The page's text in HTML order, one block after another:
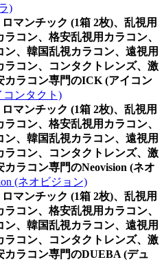
)
マンチック (1箱 2枚)、乱視用
コン、格安乱視用カラコン、
ン、韓国乱視カラコン、遠視用
ラコン、コンタクトレンズ、激
カラコン専門のICK (アイコン
コンタクト)
マンチック (1箱 2枚)、乱視用
コン、格安乱視用カラコン、
ン、韓国乱視カラコン、遠視用
ラコン、コンタクトレンズ、激
ラコン専門のNeovision (ネオ
(ネオビジョン)
マンチック (1箱 2枚)、乱視用
コン、格安乱視用カラコン、
ン、韓国乱視カラコン、遠視用
ラコン、コンタクトレンズ、激
カラコン専門のDUEBA (デュ